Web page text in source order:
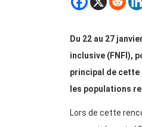
Du 22 au 27
inclusive (FNFI),
principal de cette
les populations
Lors de cette